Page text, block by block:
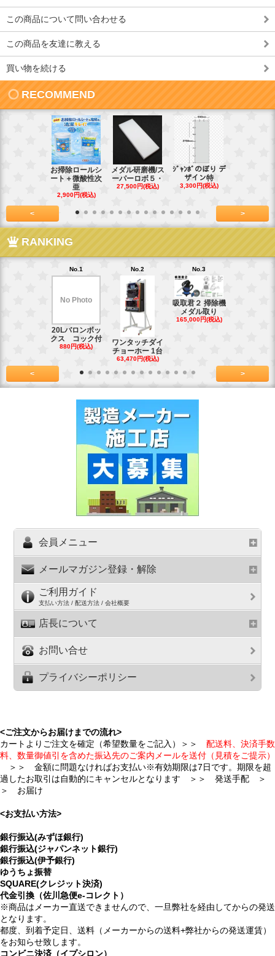
この商品について問い合わせる
この商品を友達に教える
買い物を続ける
RECOMMEND
お掃除ロールシ
ート＋微酸性次
亜
2,900円(税込)
メダル研磨機/ス
ーパーロボ５・
27,500円(税込)
ｼﾞｬﾝﾎﾞのぼり デ
ザイン特
3,300円(税込)
< >
RANKING
No.1
No Photo
20Lバロンボッ
クス コック付
880円(税込)
No.2
ワンタッチダイ
チョーホー 1台
63,470円(税込)
No.3
吸取君２ 掃除機
メダル取り
165,000円(税込)
< >
会員メニュー
メールマガジン登録・解除
ご利用ガイド
支払い方法 / 配送方法 / 会社概要
店長について
お問い合せ
プライバシーポリシー
<ご注文からお届けまでの流れ>
カートよりご注文を確定（希望数量をご記入）＞＞ 配送料、決済手数
料、数量御値引を含めた振込先のご案内メールを送付（見積をご提示）
＞＞ 金額に問題なければお支払い※有効期限は7日です。期限を超
過したお取引は自動的にキャンセルとなります ＞＞ 発送手配 ＞
＞ お届け
<お支払い方法>
銀行振込(みずほ銀行)
銀行振込(ジャパンネット銀行)
銀行振込(伊予銀行)
ゆうちょ振替
SQUARE(クレジット決済)
代金引換（佐川急便e-コレクト）
※商品はメーカー直送できませんので、一旦弊社を経由してからの発送
となります。
都度、到着予定日、送料（メーカーからの送料+弊社からの発送運賃）
をお知らせ致します。
コンビニ決済（イプシロン）